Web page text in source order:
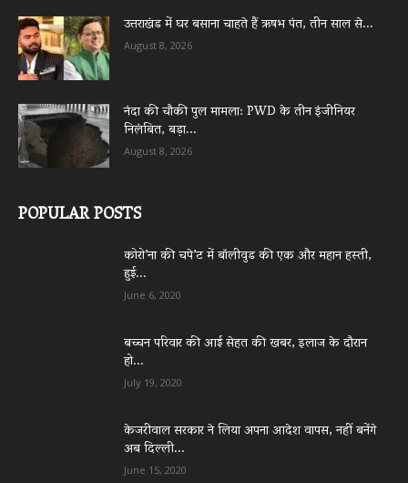
उत्तराखंड में घर बसाना चाहते हैं ऋषभ पंत, तीन साल से...
August 8, 2026
नंदा की चौकी पुल मामला: PWD के तीन इंजीनियर
निलंबित, बड़ा...
August 8, 2026
POPULAR POSTS
कोरो’ना की चपे’ट में बॉलीवुड की एक और महान हस्ती,
हुई...
June 6, 2020
बच्चन परिवार की आई सेहत की खबर, इलाज के दौरान
हो...
July 19, 2020
केजरीवाल सरकार ने लिया अपना आदेश वापस, नहीं बनेंगे
अब दिल्ली...
June 15, 2020